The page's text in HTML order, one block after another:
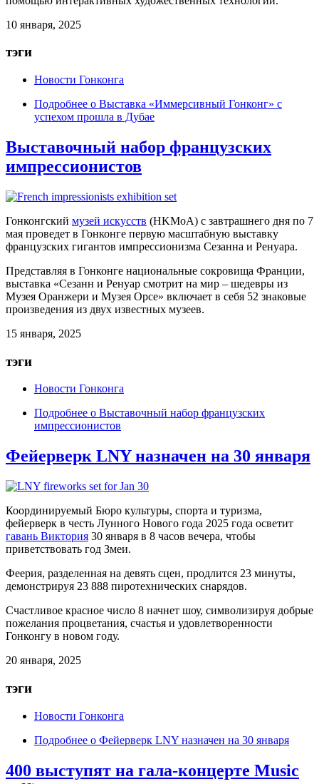
10 января, 2025
тэги
Новости Гонконга
Подробнее о Выставка «Иммерсивный Гонконг» с
успехом прошла в Дубае
Выставочный набор французских
импрессионистов
Гонконгский музей искусств (HKMoA) с завтрашнего дня по 7
мая проведет в Гонконге первую масштабную выставку
французских гигантов импрессионизма Сезанна и Ренуара.
Представляя в Гонконге национальные сокровища Франции,
выставка «Сезанн и Ренуар смотрит на мир – шедевры из
Музея Оранжери и Музея Орсе» включает в себя 52 знаковые
произведения из двух известных музеев.
15 января, 2025
тэги
Новости Гонконга
Подробнее о Выставочный набор французских
импрессионистов
Фейерверк LNY назначен на 30 января
Координируемый Бюро культуры, спорта и туризма,
фейерверк в честь Лунного Нового года 2025 года осветит
гавань Виктория 30 января в 8 часов вечера, чтобы
приветствовать год Змеи.
Феерия, разделенная на девять сцен, продлится 23 минуты,
демонстрируя 23 888 пиротехнических снарядов.
Счастливое красное число 8 начнет шоу, символизируя добрые
пожелания процветания, счастья и удовлетворенности
Гонконгу в новом году.
20 января, 2025
тэги
Новости Гонконга
Подробнее о Фейерверк LNY назначен на 30 января
400 выступят на гала-концерте Music